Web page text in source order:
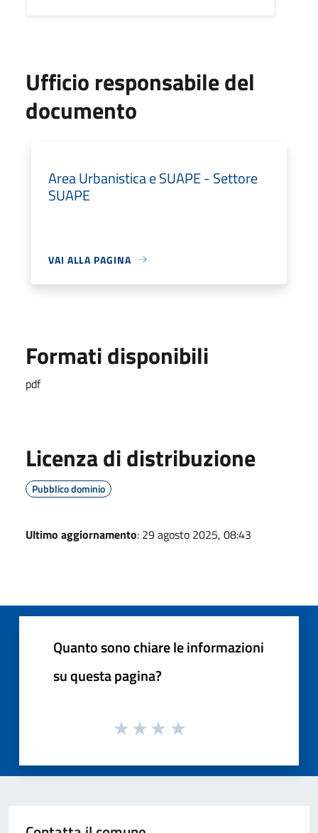
Ufficio responsabile del
documento
Area Urbanistica e SUAPE - Settore
SUAPE
VAI ALLA PAGINA
Formati disponibili
pdf
Licenza di distribuzione
Pubblico dominio
Ultimo aggiornamento: 29 agosto 2025, 08:43
Quanto sono chiare le informazioni
su questa pagina?